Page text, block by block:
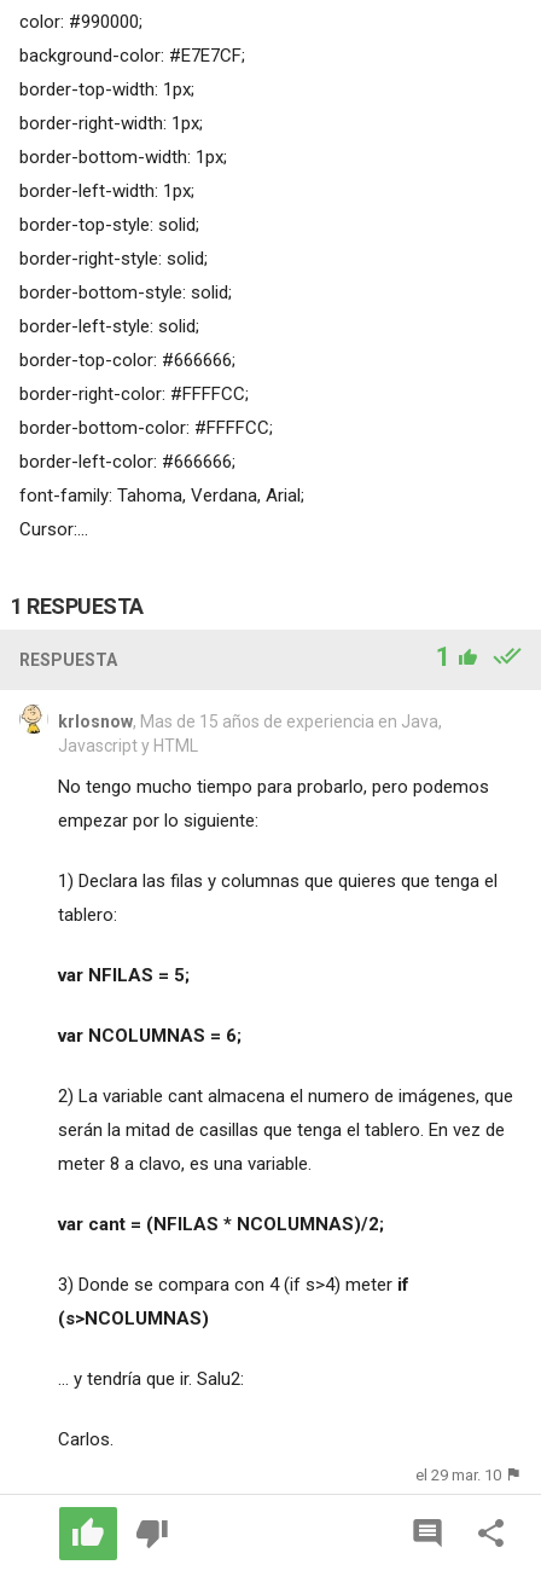
color: #990000;
background-color: #E7E7CF;
border-top-width: 1px;
border-right-width: 1px;
border-bottom-width: 1px;
border-left-width: 1px;
border-top-style: solid;
border-right-style: solid;
border-bottom-style: solid;
border-left-style: solid;
border-top-color: #666666;
border-right-color: #FFFFCC;
border-bottom-color: #FFFFCC;
border-left-color: #666666;
font-family: Tahoma, Verdana, Arial;
Cursor:...
1 RESPUESTA
RESPUESTA 1
krlosnow, Mas de 15 años de experiencia en Java,
Javascript y HTML
No tengo mucho tiempo para probarlo, pero podemos
empezar por lo siguiente:
1) Declara las filas y columnas que quieres que tenga el
tablero:
var NFILAS = 5;
var NCOLUMNAS = 6;
2) La variable cant almacena el numero de imágenes, que
serán la mitad de casillas que tenga el tablero. En vez de
meter 8 a clavo, es una variable.
var cant = (NFILAS * NCOLUMNAS)/2;
3) Donde se compara con 4 (if s>4) meter if
(s>NCOLUMNAS)
... y tendría que ir. Salu2:
Carlos.
el 29 mar. 10